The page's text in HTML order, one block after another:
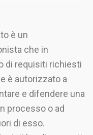
è un
che in
di requisiti richiesti
è autorizzato a
e difendere una
processo o ad
di esso.